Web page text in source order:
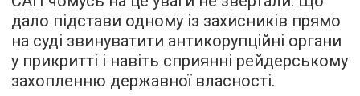
дало підстави одному із захисників прямо
на суді звинуватити антикорупційні органи
у прикритті і навіть сприянні рейдерському
захопленню державної власності.